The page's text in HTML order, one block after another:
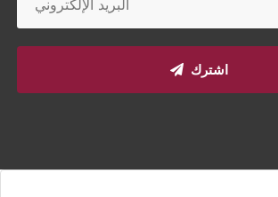
اشترك